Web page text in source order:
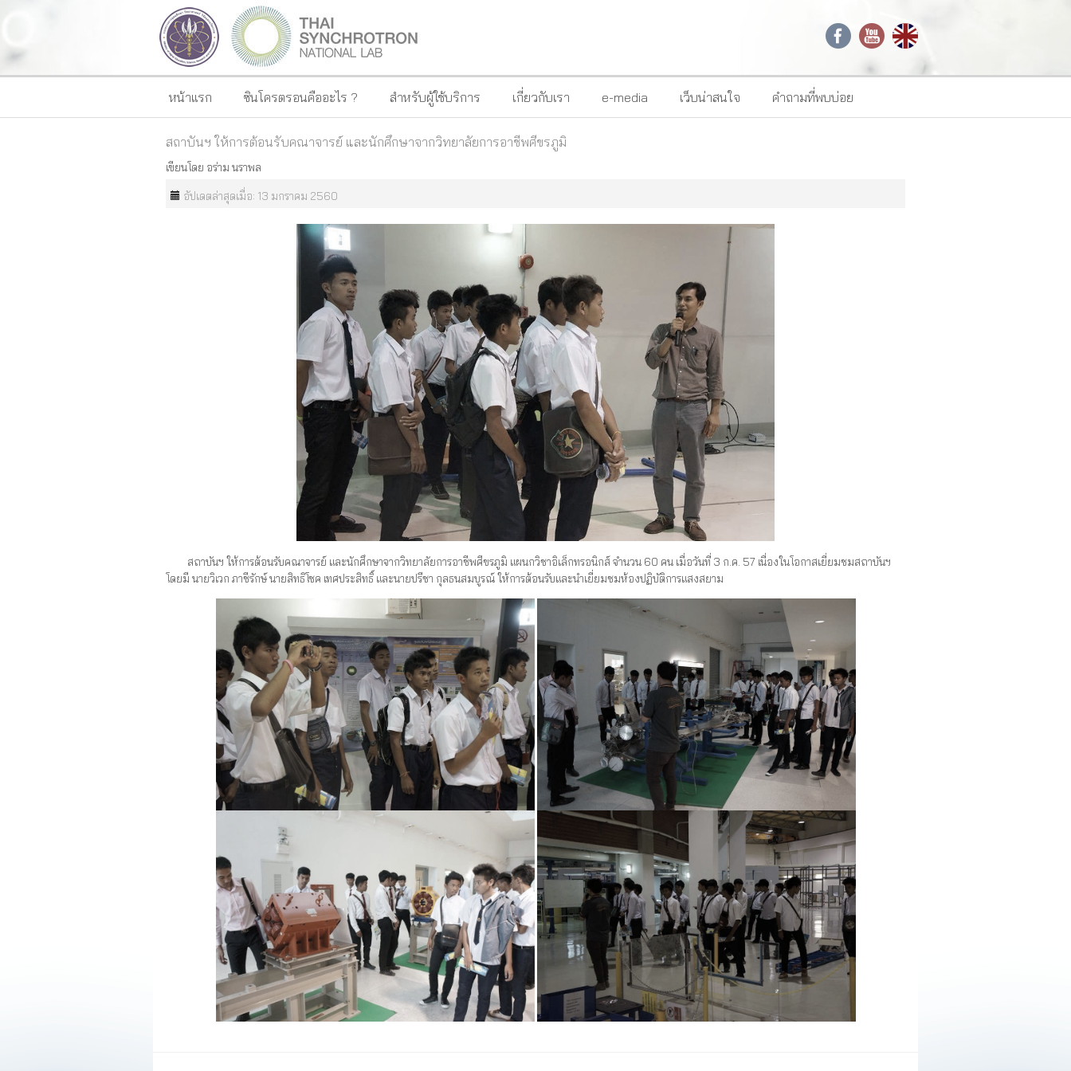
หน้าแรก ซินโครตรอนคืออะไร ? สำหรับผู้ใช้บริการ เกี่ยวกับเรา e-media เว็บน่าสนใจ คำถามที่พบบ่อย
สถาบันฯ ให้การต้อนรับคณาจารย์ และนักศึกษาจากวิทยาลัยการอาชีพศีขรภูมิ
เขียนโดย อร่าม นราพล
อัปเดตล่าสุดเมื่อ: 13 มกราคม 2560
สถาบันฯ ให้การต้อนรับคณาจารย์ และนักศึกษาจากวิทยาลัยการอาชีพศีขรภูมิ แผนกวิชาอิเล็กทรอนิกส์ จำนวน 60 คน เมื่อวันที่ 3 ก.ค. 57 เนื่องในโอกาสเยี่ยมชมสถาบันฯ
โดยมี นายวิเวก ภาชีรักษ์ นายสิทธิโชค เทศประสิทธิ์ และนายปรีชา กุลธนสมบูรณ์ ให้การต้อนรับและนำเยี่ยมชมห้องปฏิบัติการแสงสยาม